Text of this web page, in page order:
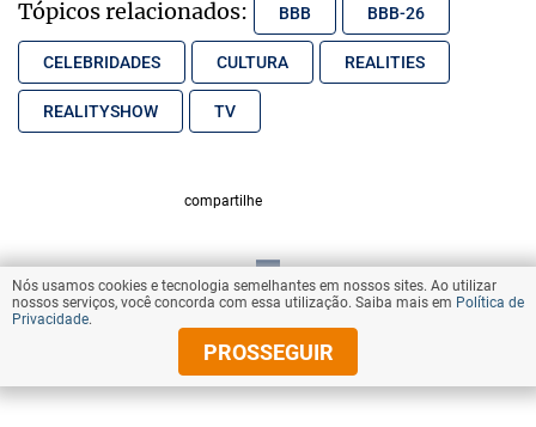
Tópicos relacionados: BBB BBB-26
CELEBRIDADES CULTURA REALITIES
REALITYSHOW TV
compartilhe
VOLTAR AO TOPO
© Copyright 2026 Diários Associados
Nós usamos cookies e tecnologia semelhantes em nossos sites. Ao utilizar
nossos serviços, você concorda com essa utilização. Saiba mais em Política de
Privacidade.
PROSSEGUIR